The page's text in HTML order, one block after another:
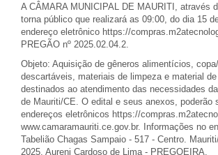
A CÂMARA MUNICIPAL DE MAURITI, através
torna público que realizará as 09:00, do dia 15
endereço eletrônico https://
PREGÃO nº 2025.02.04.2.
Objeto: Aquisição de gêneros alimentícios,
descartáveis, materiais de limpeza e material de
destinados ao atendimento das necessidades
de Mauriti/CE. O edital e seus anexos, poderão
endereços eletrônicos https://
www.camaramauriti.ce.gov.br. Informações no
Tabelião Chagas Sampaio - 517 - Centro.
2025. Aureni Cardoso de Lima - PREGOEIRA.